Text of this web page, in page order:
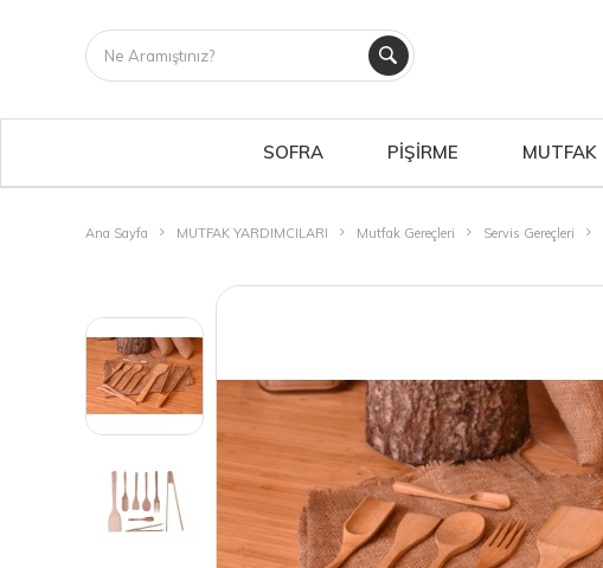
SOFRA PİŞİRME MUTFAK
Ana Sayfa MUTFAK YARDIMCILARI Mutfak Gereçleri Servis Gereçleri